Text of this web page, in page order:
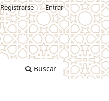
Buscar
Registrarse Entrar